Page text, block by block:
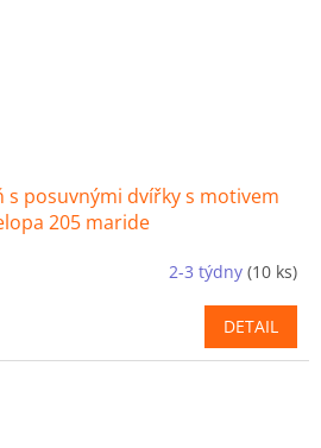
s posuvnými dvířky s motivem
205 maride
2-3 týdny (10 ks)
DETAIL